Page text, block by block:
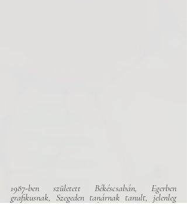
1987-ben született Békéscsabán, Egerben
grafikusnak, Szegeden tanárnak tanult, jelenleg